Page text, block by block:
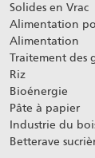
Solides en Vrac
Alimentation
Alimentation
Traitement des
Riz
Bioénergie
Pâte à papier
Industrie du
Betterave